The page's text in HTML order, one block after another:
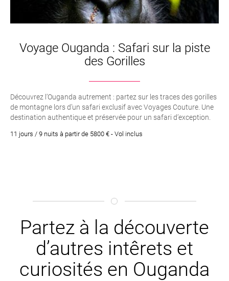
Voyage Ouganda : Safari sur la piste
des Gorilles
Découvrez l’Ouganda autrement : partez sur les traces des gorilles
de montagne lors d’un safari exclusif avec Voyages Couture. Une
destination authentique et préservée pour un safari d’exception.
11 jours / 9 nuits à partir de 5800 € - Vol inclus
Partez à la découverte
d’autres intêrets et
curiosités en Ouganda